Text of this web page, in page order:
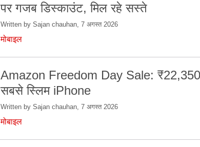
पर गजब डिस्काउंट, मिल रहे सस्ते
Written by Sajan chauhan, 7 अगस्त 2026
मोबाइल
Amazon Freedom Day Sale: ₹22,350
सबसे स्लिम iPhone
Written by Sajan chauhan, 7 अगस्त 2026
मोबाइल